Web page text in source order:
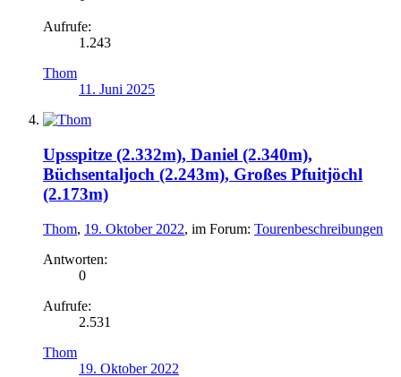
Aufrufe:
1.243
Thom
11. Juni 2025
Upsspitze (2.332m), Daniel (2.340m),
Büchsentaljoch (2.243m), Großes Pfuitjöchl
(2.173m)
Thom, 19. Oktober 2022, im Forum: Tourenbeschreibungen
Antworten:
0
Aufrufe:
2.531
Thom
19. Oktober 2022